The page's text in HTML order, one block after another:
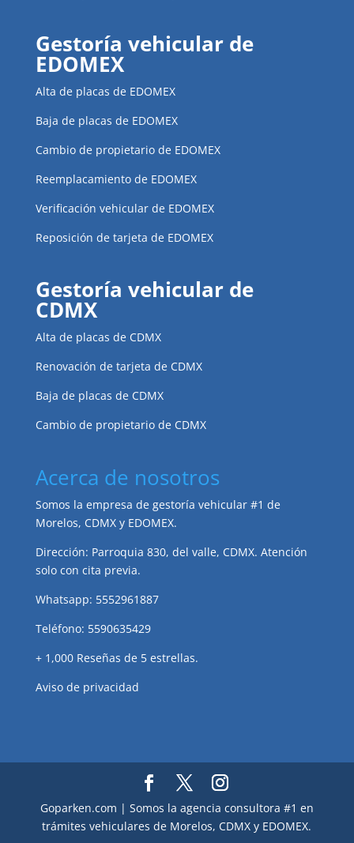
Gestoría vehicular de
EDOMEX
Alta de placas de EDOMEX
Baja de placas de EDOMEX
Cambio de propietario de EDOMEX
Reemplacamiento de EDOMEX
Verificación vehicular de EDOMEX
Reposición de tarjeta de EDOMEX
Gestoría vehicular de
CDMX
Alta de placas de CDMX
Renovación de tarjeta de CDMX
Baja de placas de CDMX
Cambio de propietario de CDMX
Acerca de nosotros
Somos la empresa de gestoría vehicular #1 de
Morelos, CDMX y EDOMEX.
Dirección: Parroquia 830, del valle, CDMX. Atención
solo con cita previa.
Whatsapp: 5552961887
Teléfono: 5590635429
+ 1,000 Reseñas de 5 estrellas.
Aviso de privacidad
Goparken.com | Somos la agencia consultora #1 en
trámites vehiculares de Morelos, CDMX y EDOMEX.